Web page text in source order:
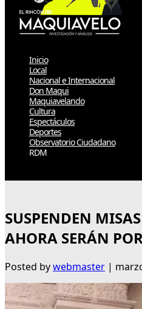
Inicio
Local
Nacional e Internacional
Don Maqui
Maquiavelando
Cultura
Espectáculos
Deportes
Observatorio Ciudadano
RDM
SUSPENDEN
AHORA SERÁN
Posted bywebmaster |